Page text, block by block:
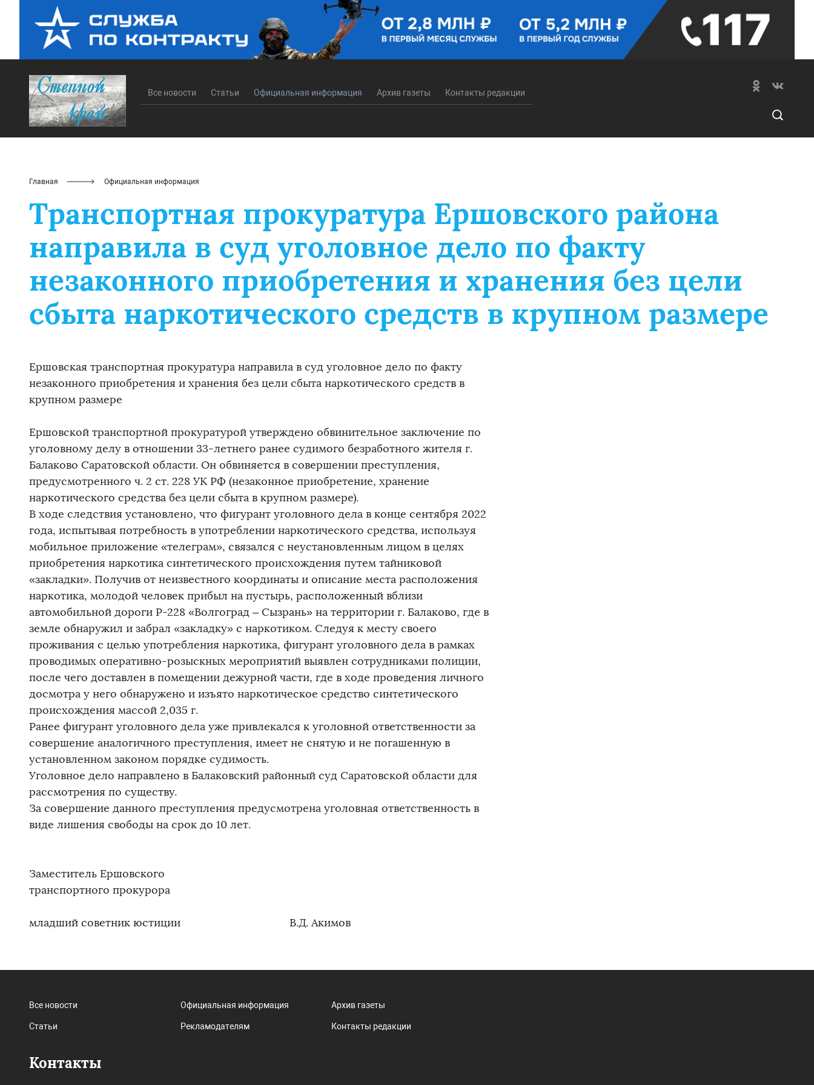
Все новости Статьи Официальная информация Архив газеты Контакты редакции
Главная Официальная информация
Транспортная прокуратура Ершовского района
направила в суд уголовное дело по факту
незаконного приобретения и хранения без цели
сбыта наркотического средств в крупном размере
Ершовская транспортная прокуратура направила в суд уголовное дело по факту
незаконного приобретения и хранения без цели сбыта наркотического средств в
крупном размере
Ершовской транспортной прокуратурой утверждено обвинительное заключение по
уголовному делу в отношении 33-летнего ранее судимого безработного жителя г.
Балаково Саратовской области. Он обвиняется в совершении преступления,
предусмотренного ч. 2 ст. 228 УК РФ (незаконное приобретение, хранение
наркотического средства без цели сбыта в крупном размере).
В ходе следствия установлено, что фигурант уголовного дела в конце сентября 2022
года, испытывая потребность в употреблении наркотического средства, используя
мобильное приложение «телеграм», связался с неустановленным лицом в целях
приобретения наркотика синтетического происхождения путем тайниковой
«закладки». Получив от неизвестного координаты и описание места расположения
наркотика, молодой человек прибыл на пустырь, расположенный вблизи
автомобильной дороги Р-228 «Волгоград – Сызрань» на территории г. Балаково, где в
земле обнаружил и забрал «закладку» с наркотиком. Следуя к месту своего
проживания с целью употребления наркотика, фигурант уголовного дела в рамках
проводимых оперативно-розыскных мероприятий выявлен сотрудниками полиции,
после чего доставлен в помещении дежурной части, где в ходе проведения личного
досмотра у него обнаружено и изъято наркотическое средство синтетического
происхождения массой 2,035 г.
Ранее фигурант уголовного дела уже привлекался к уголовной ответственности за
совершение аналогичного преступления, имеет не снятую и не погашенную в
установленном законом порядке судимость.
Уголовное дело направлено в Балаковский районный суд Саратовской области для
рассмотрения по существу.
За совершение данного преступления предусмотрена уголовная ответственность в
виде лишения свободы на срок до 10 лет.
Заместитель Ершовского
транспортного прокурора
младший советник юстиции В.Д. Акимов
Все новости
Статьи
Официальная информация
Рекламодателям
Архив газеты
Контакты редакции
Контакты